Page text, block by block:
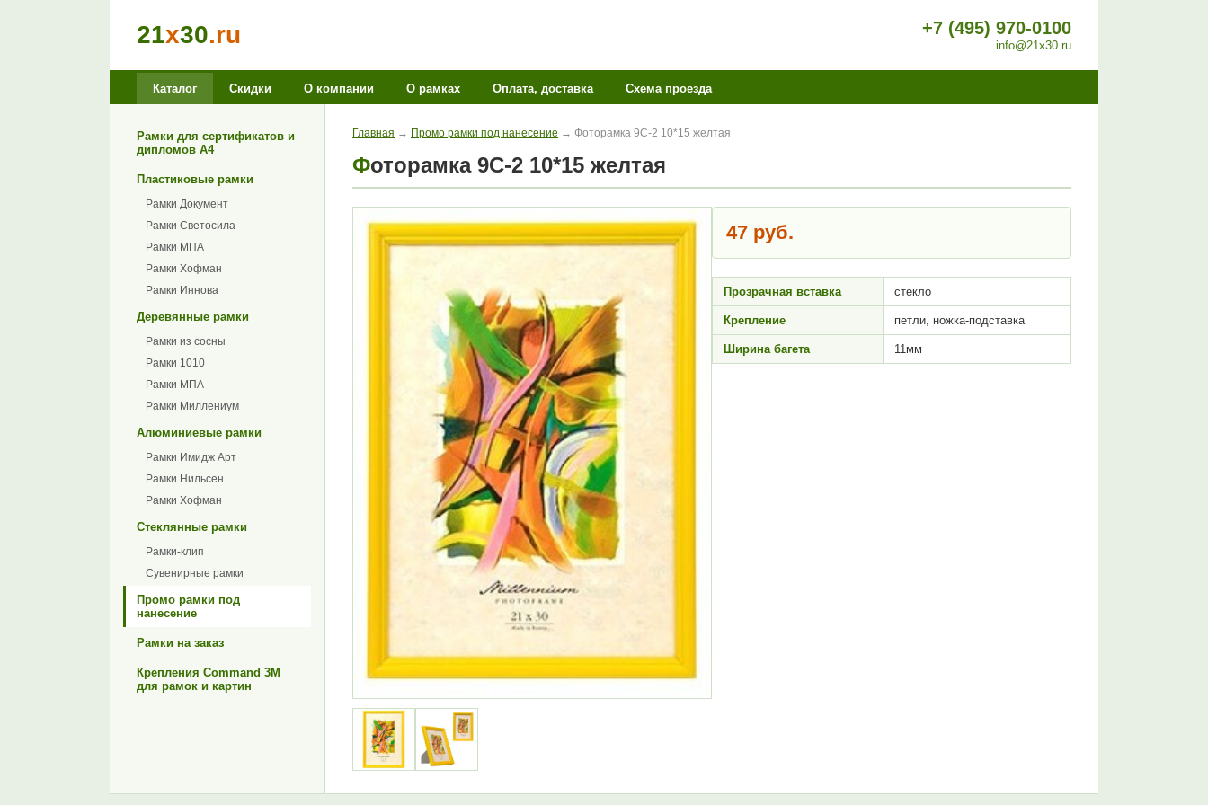
21x30.ru +7 (495) 970-0100
info@21x30.ru
Каталог Скидки О компании О рамках Оплата, доставка Схема проезда
Рамки для сертификатов и
дипломов А4
Пластиковые рамки
Рамки Документ
Рамки Светосила
Рамки МПА
Рамки Хофман
Рамки Иннова
Деревянные рамки
Рамки из сосны
Рамки 1010
Рамки МПА
Рамки Миллениум
Алюминиевые рамки
Рамки Имидж Арт
Рамки Нильсен
Рамки Хофман
Стеклянные рамки
Рамки-клип
Сувенирные рамки
Промо рамки под
нанесение
Рамки на заказ
Крепления Command 3M
для рамок и картин
Главная → Промо рамки под нанесение → Фоторамка 9С-2 10*15 желтая
Фоторамка 9С-2 10*15 желтая
47 руб.
Прозрачная вставка стекло
Крепление петли, ножка-подставка
Ширина багета 11мм